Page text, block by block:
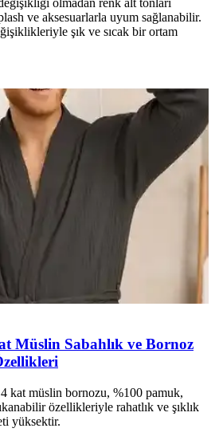
ve aksesuarlarla uyum sağlanabilir.
şık ve sıcak bir ortam
Müslin Sabahlık ve Bornoz
kat müslin bornozu, %100 pamuk,
özellikleriyle rahatlık ve şıklık
yüksektir.